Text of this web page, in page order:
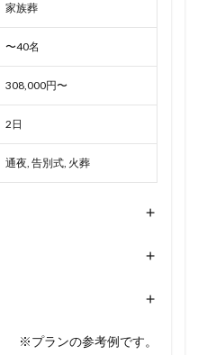
家族葬
〜40名
308,000円〜
2日
通夜, 告別式, 火葬
+
+
+
※プランの参考例です。